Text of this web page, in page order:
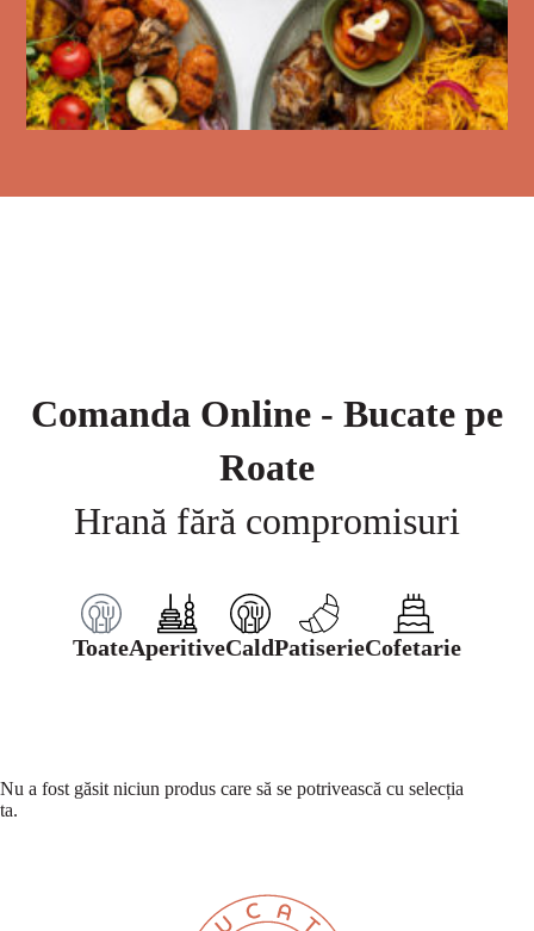
Comanda Online - Bucate pe
Roate
Hrană fără compromisuri
ToateAperitiveCaldPatiserieCofetarie
Nu a fost găsit niciun produs care să se potrivească cu selecția
ta.